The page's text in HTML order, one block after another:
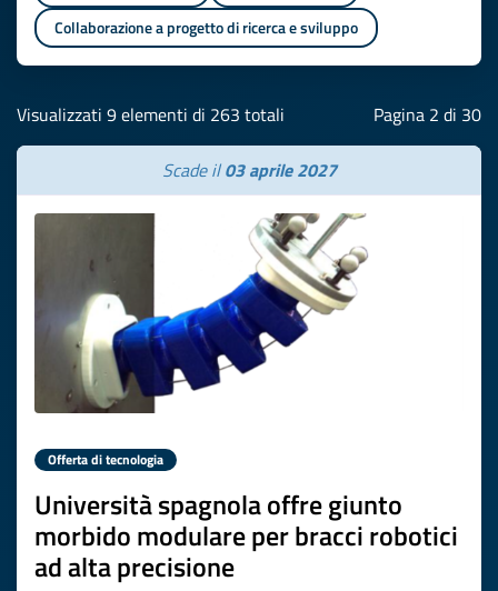
Collaborazione a progetto di ricerca e sviluppo
Visualizzati 9 elementi di 263 totali Pagina 2 di 30
Scade il03 aprile 2027
Offerta di tecnologia
Università spagnola offre giunto
morbido modulare per bracci robotici
ad alta precisione